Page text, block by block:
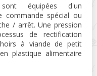
équipées d'un
commande spécial ou
/ arrêt. Une pression
de rectification
à viande de petit
plastique alimentaire